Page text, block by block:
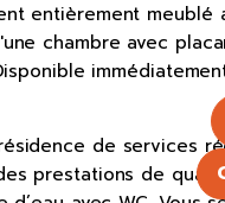
entièrement meublé
chambre avec
de services
prestations de